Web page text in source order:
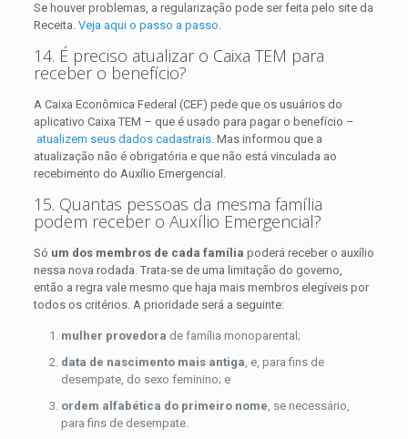
Se houver problemas, a regularização pode ser feita pelo site da
Receita. Veja aqui o passo a passo.
14. É preciso atualizar o Caixa TEM para
receber o benefício?
A Caixa Econômica Federal (CEF) pede que os usuários do
aplicativo Caixa TEM – que é usado para pagar o benefício –
atualizem seus dados cadastrais. Mas informou que a
atualização não é obrigatória e que não está vinculada ao
recebimento do Auxílio Emergencial.
15. Quantas pessoas da mesma família
podem receber o Auxílio Emergencial?
Só um dos membros de cada família poderá receber o auxílio
nessa nova rodada. Trata-se de uma limitação do governo,
então a regra vale mesmo que haja mais membros elegíveis por
todos os critérios. A prioridade será a seguinte:
mulher provedora de família monoparental;
data de nascimento mais antiga, e, para fins de
desempate, do sexo feminino; e
ordem alfabética do primeiro nome, se necessário,
para fins de desempate.